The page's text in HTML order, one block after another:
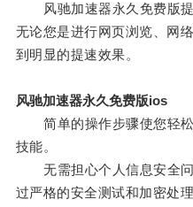
风驰加速器永久免费版提
无论您是进行网页浏览、网
到明显的提速效果。
风驰加速器永久免费版ios
简单的操作步骤使您轻松
技能。
无需担心个人信息安全问
过严格的安全测试和加密处